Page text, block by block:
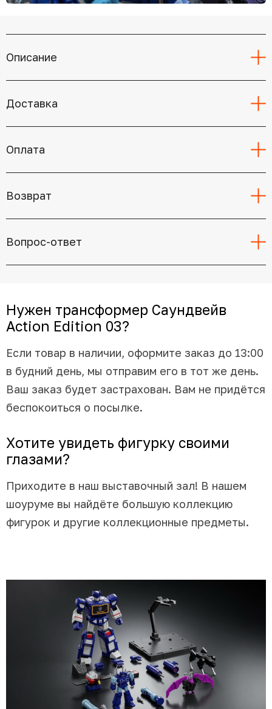
Описание
Доставка
Оплата
Возврат
Вопрос-ответ
Нужен трансформер Саундвейв
Action Edition 03?
Если товар в наличии, оформите заказ до 13:00
в будний день, мы отправим его в тот же день.
Ваш заказ будет застрахован. Вам не придётся
беспокоиться о посылке.
Хотите увидеть фигурку своими
глазами?
Приходите в наш выставочный зал! В нашем
шоуруме вы найдёте большую коллекцию
фигурок и другие коллекционные предметы.